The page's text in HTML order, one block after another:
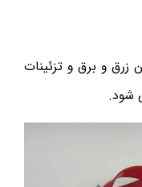
زرق و برق و تزئینات
شود.